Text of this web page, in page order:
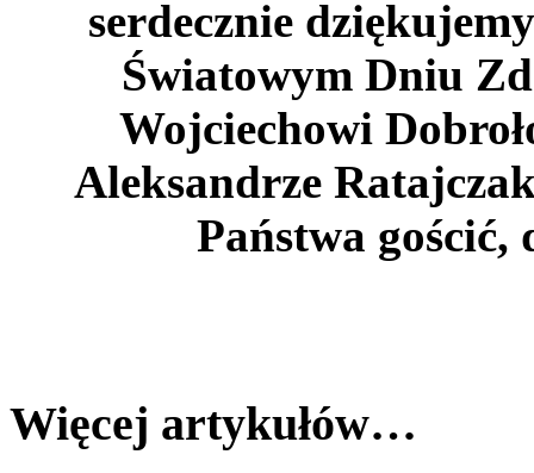
serdecznie
Światowym Dniu
Wojciechowi
Aleksandrze
Państwa gościć,
Więcej artykułów…